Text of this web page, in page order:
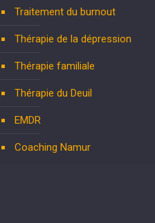
Traitement du burnout
Thérapie de la dépression
Thérapie familiale
Thérapie du Deuil
EMDR
Coaching Namur